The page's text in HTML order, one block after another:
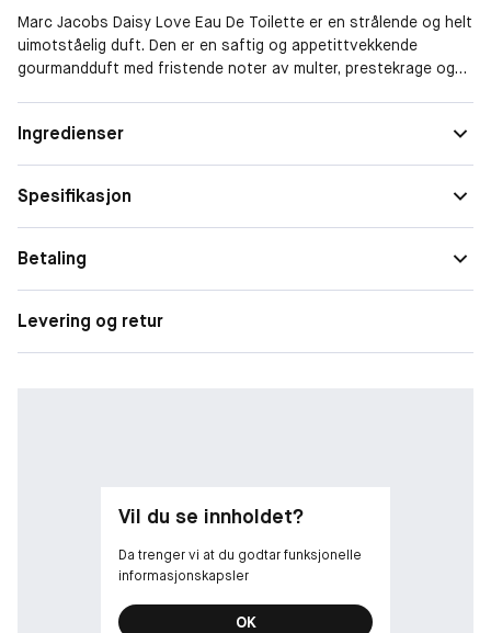
Marc Jacobs Daisy Love Eau De Toilette er en strålende og helt
uimotståelig duft. Den er en saftig og appetittvekkende
gourmandduft med fristende noter av multer, prestekrage og
Ingredienser
Spesifikasjon
Betaling
Levering og retur
Vil du se innholdet?
Da trenger vi at du godtar funksjonelle
informasjonskapsler
OK